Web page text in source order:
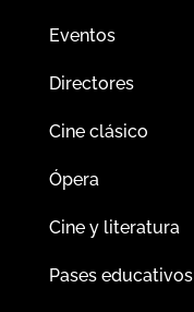
Eventos
Directores
Cine clásico
Ópera
Cine y literatura
Pases educativos